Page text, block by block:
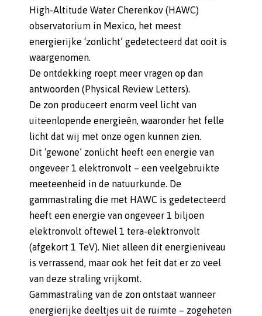
High-Altitude Water Cherenkov (HAWC)
observatorium in Mexico, het meest
energierijke ‘zonlicht’ gedetecteerd dat ooit is
waargenomen.
De ontdekking roept meer vragen op dan
antwoorden (Physical Review Letters).
De zon produceert enorm veel licht van
uiteenlopende energieën, waaronder het felle
licht dat wij met onze ogen kunnen zien.
Dit ‘gewone’ zonlicht heeft een energie van
ongeveer 1 elektronvolt – een veelgebruikte
meeteenheid in de natuurkunde. De
gammastraling die met HAWC is gedetecteerd
heeft een energie van ongeveer 1 biljoen
elektronvolt oftewel 1 tera-elektronvolt
(afgekort 1 TeV). Niet alleen dit energieniveau
is verrassend, maar ook het feit dat er zo veel
van deze straling vrijkomt.
Gammastraling van de zon ontstaat wanneer
energierijke deeltjes uit de ruimte – zogeheten